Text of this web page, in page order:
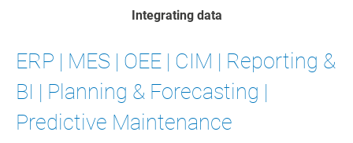
Integrating data
ERP | MES | OEE | CIM | Reporting &
BI | Planning & Forecasting |
Predictive Maintenance